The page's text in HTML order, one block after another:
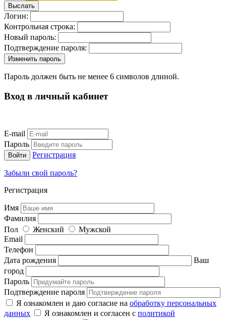
Логин:
Контрольная строка:
Новый пароль:
Подтверждение пароля:
Пароль должен быть не менее 6 символов длиной.
Вход в личный кабинет
E-mail
Пароль
Регистрация
Забыли свой пароль?
Регистрация
Имя
Фамилия
Пол
Женский
Мужской
Email
Телефон
Дата рождения
Ваш
город
Пароль
Подтверждение пароля
Я ознакомлен и даю согласие на обработку персональных
данных
Я ознакомлен и согласен с политикой